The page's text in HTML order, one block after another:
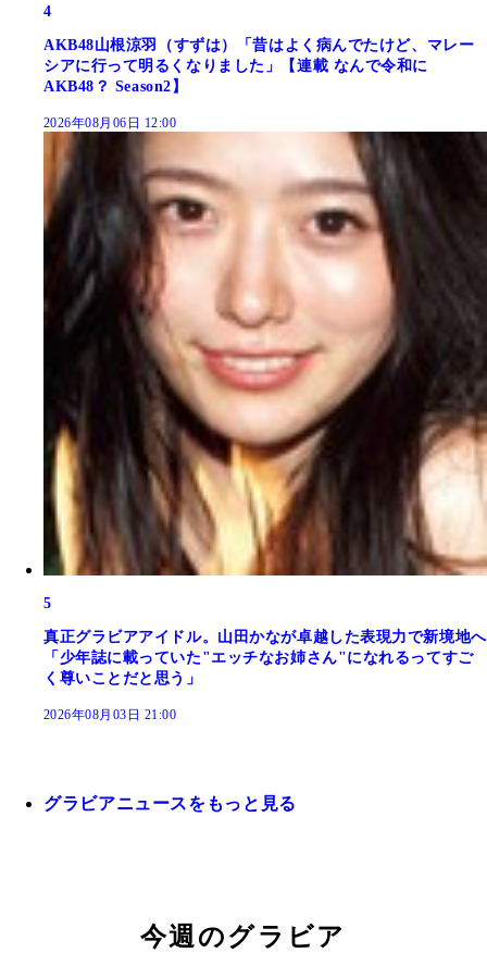
4
AKB48山根涼羽（すずは）「昔はよく病んでたけど、マレー
シアに行って明るくなりました」【連載 なんで令和に
AKB48？ Season2】
2026年08月06日 12:00
5
真正グラビアアイドル。山田かなが卓越した表現力で新境地へ
「少年誌に載っていた"エッチなお姉さん"になれるってすご
く尊いことだと思う」
2026年08月03日 21:00
グラビアニュースをもっと見る
今週のグラビア